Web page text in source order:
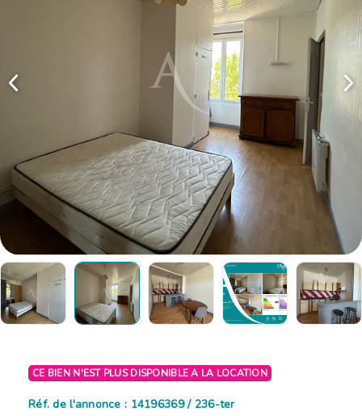
CE BIEN N'EST PLUS DISPONIBLE A LA LOCATION
Réf. de l'annonce : 14196369 / 236-ter